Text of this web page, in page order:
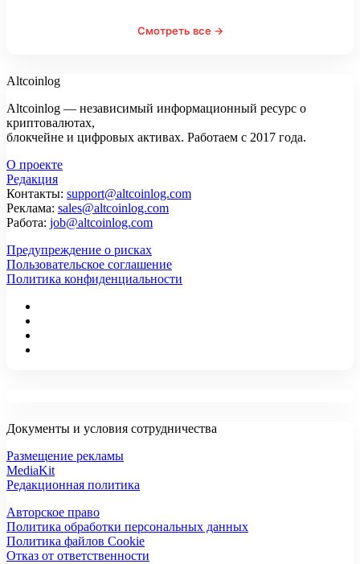
Смотреть все →
Altcoinlog
Altcoinlog — независимый информационный ресурс о
криптовалютах,
блокчейне и цифровых активах. Работаем с 2017 года.
О проекте
Редакция
Контакты: support@altcoinlog.com
Реклама: sales@altcoinlog.com
Работа: job@altcoinlog.com
Предупреждение о рисках
Пользовательское соглашение
Политика конфиденциальности
Документы и условия сотрудничества
Размещение рекламы
MediaKit
Редакционная политика
Авторское право
Политика обработки персональных данных
Политика файлов Cookie
Отказ от ответственности